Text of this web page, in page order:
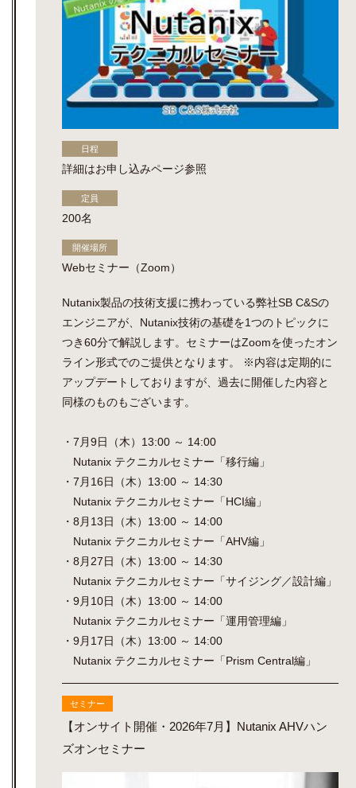
日程
詳細はお申し込みページ参照
定員
200名
開催場所
Webセミナー（Zoom）
Nutanix製品の技術支援に携わっている弊社SB C&Sの
エンジニアが、Nutanix技術の基礎を1つのトピックに
つき60分で解説します。セミナーはZoomを使ったオン
ライン形式でのご提供となります。 ※内容は定期的に
アップデートしておりますが、過去に開催した内容と
同様のものもございます。
・7月9日（木）13:00 ～ 14:00
Nutanix テクニカルセミナー「移行編」
・7月16日（木）13:00 ～ 14:30
Nutanix テクニカルセミナー「HCI編」
・8月13日（木）13:00 ～ 14:00
Nutanix テクニカルセミナー「AHV編」
・8月27日（木）13:00 ～ 14:30
Nutanix テクニカルセミナー「サイジング／設計編」
・9月10日（木）13:00 ～ 14:00
Nutanix テクニカルセミナー「運用管理編」
・9月17日（木）13:00 ～ 14:00
Nutanix テクニカルセミナー「Prism Central編」
セミナー
【オンサイト開催・2026年7月】Nutanix AHVハン
ズオンセミナー